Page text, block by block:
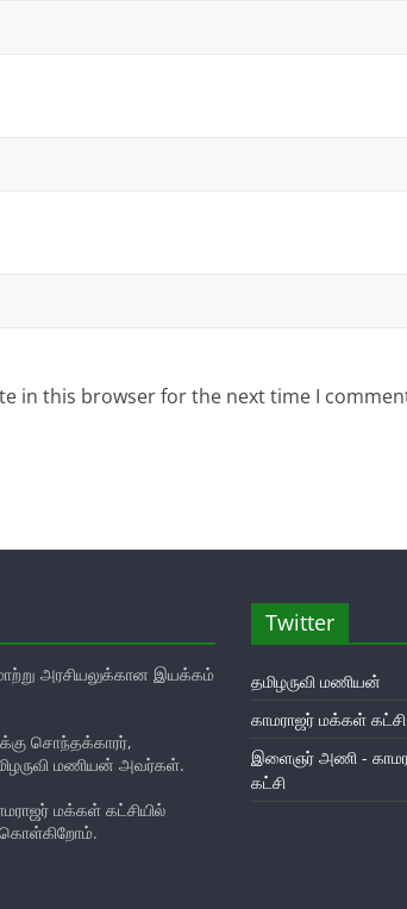
in this browser for the next time I
அரசியலுக்கான இயக்கம்
சொந்தக்காரர்,
மணியன் அவர்கள்.
மக்கள் கட்சியில்
Twitter
தமிழருவி மணியன்
காமராஜர் மக்கள் கட்சி
இளைஞர் அணி -
கட்சி